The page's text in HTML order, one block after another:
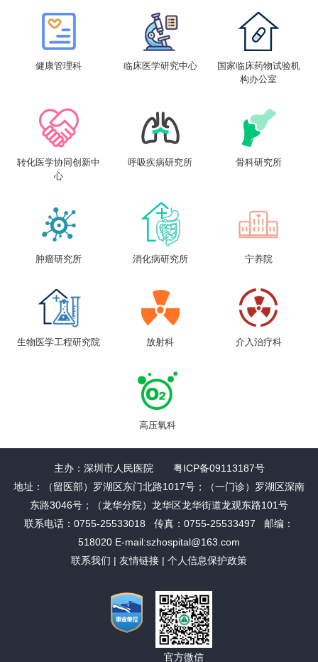
健康管理科 临床医学研究中心
国家临床药物试验机
构办公室
转化医学协同创新中
心
呼吸疾病研究所 骨科研究所
肿瘤研究所 消化病研究所 宁养院
生物医学工程研究院 放射科 介入治疗科
高压氧科
主办：深圳市人民医院 粤ICP备09113187号
地址：（留医部）罗湖区东门北路1017号；（一门诊）罗湖区深南
东路3046号；（龙华分院）龙华区龙华街道龙观东路101号
联系电话：0755-25533018 传真：0755-25533497 邮编：
518020 E-mail:szhospital@163.com
联系我们 | 友情链接 | 个人信息保护政策
官方微信